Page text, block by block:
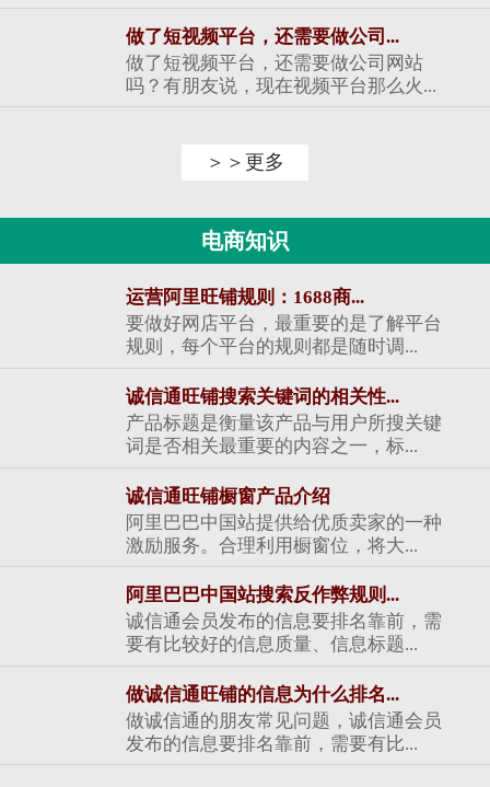
做了短视频平台，还需要做公司...
做了短视频平台，还需要做公司网站
吗？有朋友说，现在视频平台那么火...
＞＞更多
电商知识
运营阿里旺铺规则：1688商...
要做好网店平台，最重要的是了解平台
规则，每个平台的规则都是随时调...
诚信通旺铺搜索关键词的相关性...
产品标题是衡量该产品与用户所搜关键
词是否相关最重要的内容之一，标...
诚信通旺铺橱窗产品介绍
阿里巴巴中国站提供给优质卖家的一种
激励服务。合理利用橱窗位，将大...
阿里巴巴中国站搜索反作弊规则...
诚信通会员发布的信息要排名靠前，需
要有比较好的信息质量、信息标题...
做诚信通旺铺的信息为什么排名...
做诚信通的朋友常见问题，诚信通会员
发布的信息要排名靠前，需要有比...